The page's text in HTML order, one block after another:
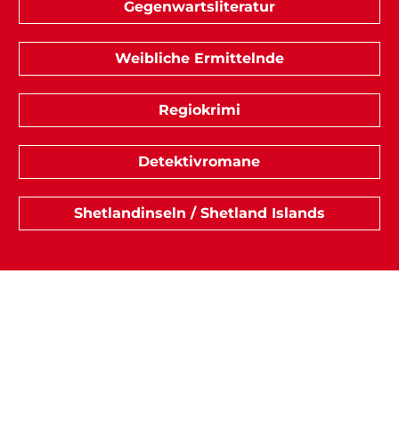
Gegenwartsliteratur
Weibliche Ermittelnde
Regiokrimi
Detektivromane
Shetlandinseln / Shetland Islands